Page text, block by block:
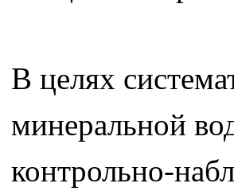
В целях
минеральной
контрольно-